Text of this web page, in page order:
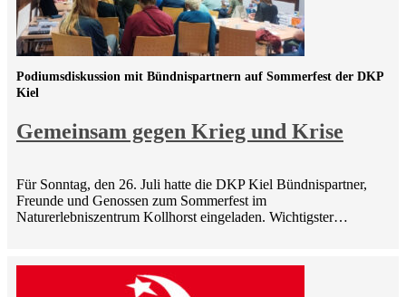
Gemeinsam gegen Krieg und Krise
Podiumsdiskussion mit Bündnispartnern auf Sommerfest der DKP
Kiel
Für Sonntag, den 26. Juli hatte die DKP Kiel Bündnispartner,
Freunde und Genossen zum Sommerfest im
Naturerlebniszentrum Kollhorst eingeladen. Wichtigster…